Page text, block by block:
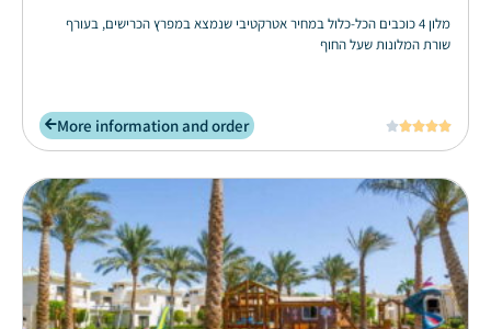
מלון 4 כוכבים הכל-כלול במחיר אטרקטיבי שנמצא במפרץ הכרישים, בעורף
שורת המלונות שעל החוף





More information and order